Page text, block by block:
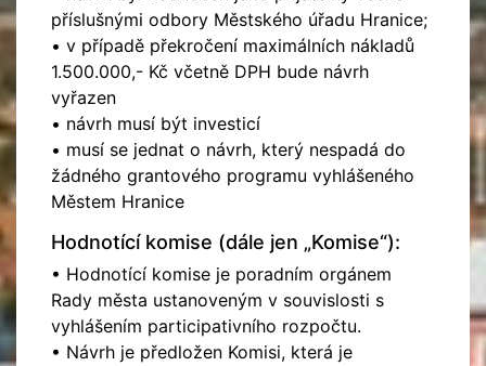
příslušnými odbory Městského úřadu Hranice;
• v případě překročení maximálních nákladů
1.500.000,- Kč včetně DPH bude návrh
vyřazen
• návrh musí být investicí
• musí se jednat o návrh, který nespadá do
žádného grantového programu vyhlášeného
Městem Hranice
Hodnotící komise (dále jen „Komise“):
• Hodnotící komise je poradním orgánem
Rady města ustanoveným v souvislosti s
vyhlášením participativního rozpočtu.
• Návrh je předložen Komisi, která je